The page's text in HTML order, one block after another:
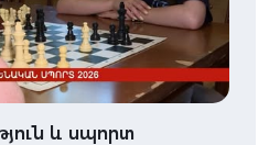
և սպորտ